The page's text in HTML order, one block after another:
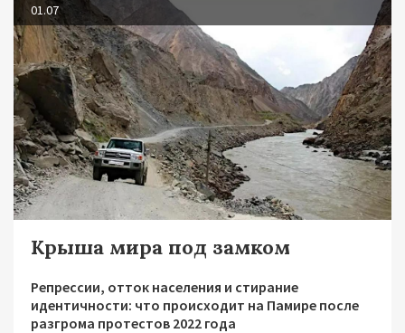
01.07
Крыша мира под замком
Репрессии, отток населения и стирание
идентичности: что происходит на Памире после
разгрома протестов 2022 года